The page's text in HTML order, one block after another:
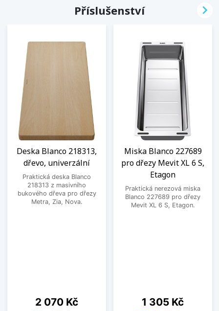
Příslušenství
Deska Blanco 218313,
dřevo, univerzální
Praktická deska Blanco
218313 z masivního
bukového dřeva pro dřezy
Metra, Zia, Nova.
Cena
2 070 Kč
Miska Blanco 227689
pro dřezy Mevit XL 6 S,
Etagon
Praktická nerezová miska
Blanco 227689 pro dřezy
Mevit XL 6 S, Etagon.
Cena
1 305 Kč
